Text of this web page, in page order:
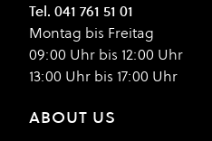
Tel. 041 761 51 01
Montag bis Freitag
09:00 Uhr bis 12:00 Uhr
13:00 Uhr bis 17:00 Uhr
ABOUT US